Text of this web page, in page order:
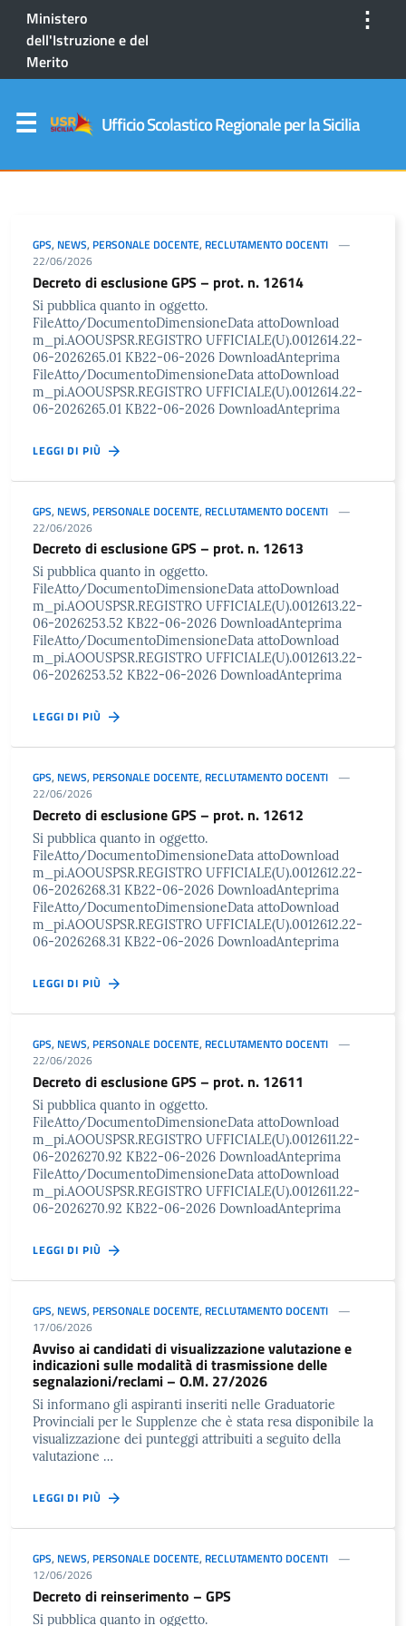
Ministero
dell'Istruzione e del
Merito
⋮
Ufficio Scolastico Regionale per la Sicilia
GPS, NEWS, PERSONALE DOCENTE, RECLUTAMENTO DOCENTI
22/06/2026
Decreto di esclusione GPS – prot. n. 12614
Si pubblica quanto in oggetto.
FileAtto/DocumentoDimensioneData attoDownload
m_pi.AOOUSPSR.REGISTRO UFFICIALE(U).0012614.22-
06-2026265.01 KB22-06-2026 DownloadAnteprima
FileAtto/DocumentoDimensioneData attoDownload
m_pi.AOOUSPSR.REGISTRO UFFICIALE(U).0012614.22-
06-2026265.01 KB22-06-2026 DownloadAnteprima
LEGGI DI PIÙ
GPS, NEWS, PERSONALE DOCENTE, RECLUTAMENTO DOCENTI
22/06/2026
Decreto di esclusione GPS – prot. n. 12613
Si pubblica quanto in oggetto.
FileAtto/DocumentoDimensioneData attoDownload
m_pi.AOOUSPSR.REGISTRO UFFICIALE(U).0012613.22-
06-2026253.52 KB22-06-2026 DownloadAnteprima
FileAtto/DocumentoDimensioneData attoDownload
m_pi.AOOUSPSR.REGISTRO UFFICIALE(U).0012613.22-
06-2026253.52 KB22-06-2026 DownloadAnteprima
LEGGI DI PIÙ
GPS, NEWS, PERSONALE DOCENTE, RECLUTAMENTO DOCENTI
22/06/2026
Decreto di esclusione GPS – prot. n. 12612
Si pubblica quanto in oggetto.
FileAtto/DocumentoDimensioneData attoDownload
m_pi.AOOUSPSR.REGISTRO UFFICIALE(U).0012612.22-
06-2026268.31 KB22-06-2026 DownloadAnteprima
FileAtto/DocumentoDimensioneData attoDownload
m_pi.AOOUSPSR.REGISTRO UFFICIALE(U).0012612.22-
06-2026268.31 KB22-06-2026 DownloadAnteprima
LEGGI DI PIÙ
GPS, NEWS, PERSONALE DOCENTE, RECLUTAMENTO DOCENTI
22/06/2026
Decreto di esclusione GPS – prot. n. 12611
Si pubblica quanto in oggetto.
FileAtto/DocumentoDimensioneData attoDownload
m_pi.AOOUSPSR.REGISTRO UFFICIALE(U).0012611.22-
06-2026270.92 KB22-06-2026 DownloadAnteprima
FileAtto/DocumentoDimensioneData attoDownload
m_pi.AOOUSPSR.REGISTRO UFFICIALE(U).0012611.22-
06-2026270.92 KB22-06-2026 DownloadAnteprima
LEGGI DI PIÙ
GPS, NEWS, PERSONALE DOCENTE, RECLUTAMENTO DOCENTI
17/06/2026
Avviso ai candidati di visualizzazione valutazione e
indicazioni sulle modalità di trasmissione delle
segnalazioni/reclami – O.M. 27/2026
Si informano gli aspiranti inseriti nelle Graduatorie
Provinciali per le Supplenze che è stata resa disponibile la
visualizzazione dei punteggi attribuiti a seguito della
valutazione …
LEGGI DI PIÙ
GPS, NEWS, PERSONALE DOCENTE, RECLUTAMENTO DOCENTI
12/06/2026
Decreto di reinserimento – GPS
Si pubblica quanto in oggetto.